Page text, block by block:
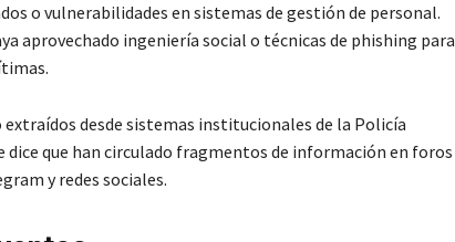
o vulnerabilidades en sistemas de gestión de personal.
aprovechado ingeniería social o técnicas de phishing para
extraídos desde sistemas institucionales de la Policía
que han circulado fragmentos de información en foros
y redes sociales.